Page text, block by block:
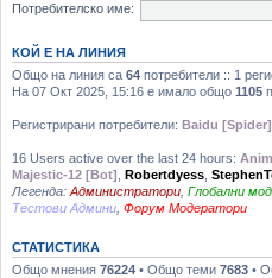
Потребителско име:
КОЙ Е НА ЛИНИЯ
Общо на линия са 64 потребители :: 1
На 07 Окт 2025, 15:16 е имало общо 1105
Регистрирани потребители: Baidu [Spider]
16 Users active over the last 24 hours:
Majestic-12 [Bot] Robertdyess
Легенда: Администратори Глобални
Тестови Админи Форум Модератори
СТАТИСТИКА
Общо мнения 76224 • Общо теми 7683 •